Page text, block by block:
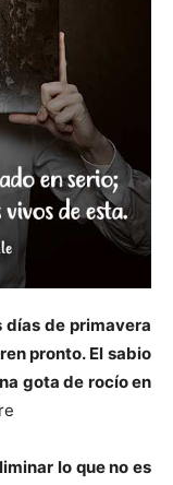
días de primavera
pronto. El sabio
gota de rocío en
lo que no es